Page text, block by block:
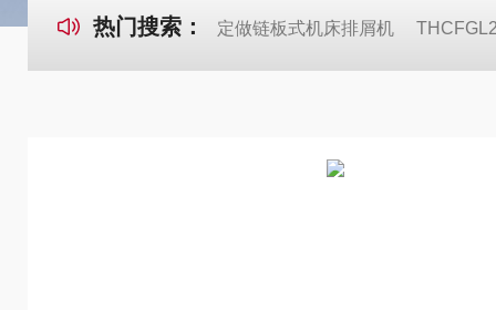
热门搜索： 定做链板式机床排屑机